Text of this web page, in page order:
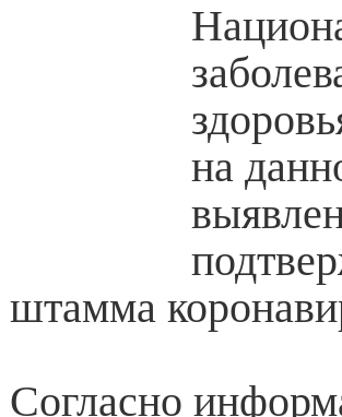
на
штамма
Согласно